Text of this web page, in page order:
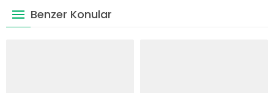
Benzer Konular